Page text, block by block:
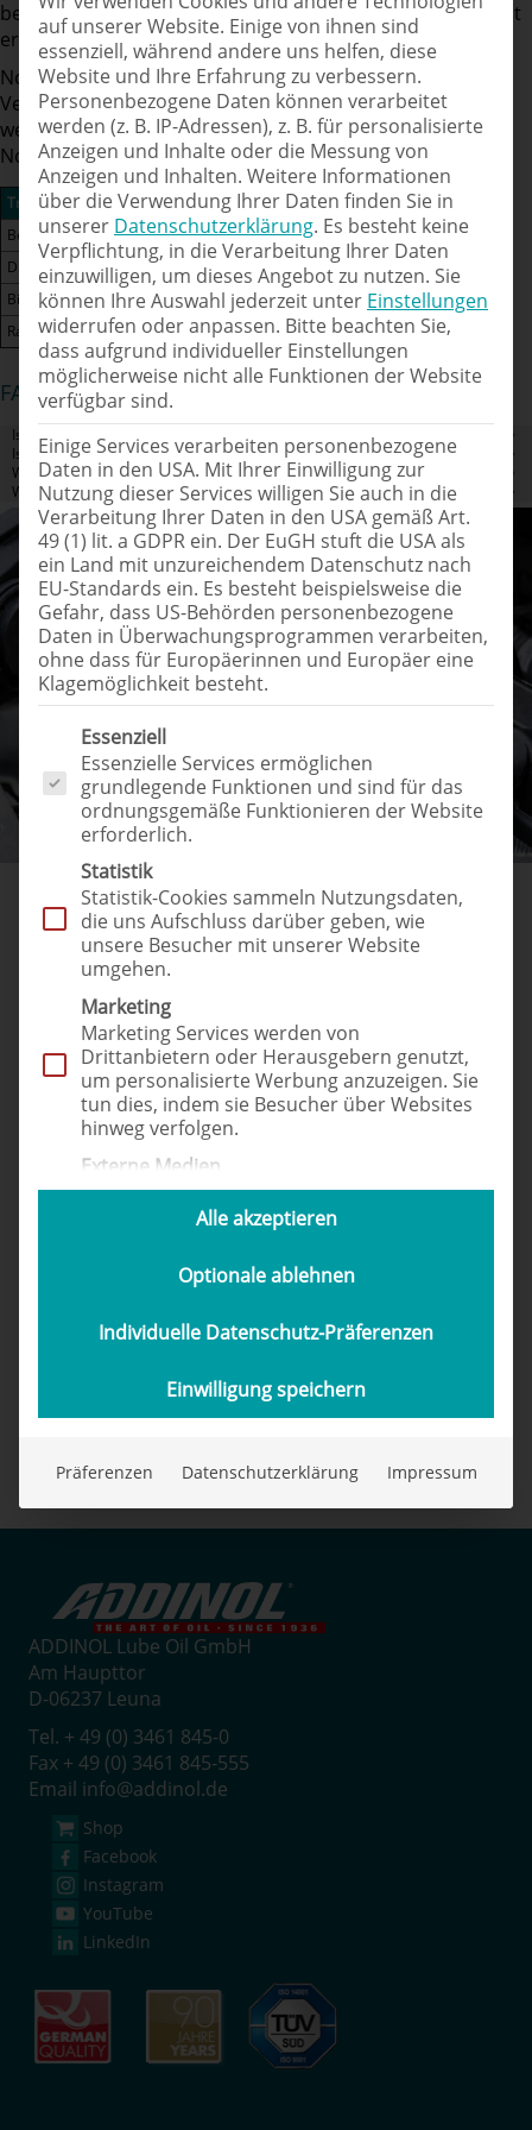
bei ca. 55 °C. Wenn diese Temperatur im Motorraum nicht
erreicht wird, sammeln sich Teile des Diesels im Öl an.
Noch kritischer wird das Problem der Ölverdünnung bei
Verwendung von Biokraftstoffen. Diese haben einen
weitaus höheren Flammpunkt und verdampfen im
Normalbetrieb des Motors gar nicht.
Treibstoff Flammpunkt
Zündtemperatur
Benzin
ca. -20 °C
ca. 200 °C
Diesel
ca. 55 °C
220 °C
Biodiesel
180 °C
ca. 250 °C
Rapsöl
317 °C ca. 300 °C
FAQ zu Ölverdünnung
Ist mein Fahrzeug von dem Problem Ölverdünnung betroffen?
Ist Ölverdünnung gefährlich?
Was tun bei Ölverdünnung?
Wie kann man feststellen, ob Diesel im Öl ist?
Checken Sie regelmäßig Ihren Ölstand, um Problemen vorzubeugen
Ihr Ansprechpartner
Mayka Nehrkorn
ADDINOL Lube Oil GmbH
Am Haupttor
D-06237 Leuna
Tel. + 49 (0) 3461 845-0
Fax + 49 (0) 3461 845-555
Email info@addinol.de
Shop
Facebook
Instagram
YouTube
LinkedIn
auf unserer Website. Einige von ihnen sind
essenziell, während andere uns helfen, diese
Website und Ihre Erfahrung zu verbessern.
Personenbezogene Daten können verarbeitet
werden (z. B. IP-Adressen), z. B. für personalisierte
Anzeigen und Inhalte oder die Messung von
Anzeigen und Inhalten. Weitere Informationen
über die Verwendung Ihrer Daten finden Sie in
unserer Datenschutzerklärung. Es besteht keine
Verpflichtung, in die Verarbeitung Ihrer Daten
einzuwilligen, um dieses Angebot zu nutzen. Sie
können Ihre Auswahl jederzeit unter Einstellungen
widerrufen oder anpassen. Bitte beachten Sie,
dass aufgrund individueller Einstellungen
möglicherweise nicht alle Funktionen der Website
verfügbar sind.
Einige Services verarbeiten personenbezogene
Daten in den USA. Mit Ihrer Einwilligung zur
Nutzung dieser Services willigen Sie auch in die
Verarbeitung Ihrer Daten in den USA gemäß Art.
49 (1) lit. a GDPR ein. Der EuGH stuft die USA als
ein Land mit unzureichendem Datenschutz nach
EU-Standards ein. Es besteht beispielsweise die
Gefahr, dass US-Behörden personenbezogene
Daten in Überwachungsprogrammen verarbeiten,
ohne dass für Europäerinnen und Europäer eine
Klagemöglichkeit besteht.
Es folgt eine Liste der Service-Gruppen, für die eine Einwilligung erteilt
Essenziell
Essenzielle Services ermöglichen
grundlegende Funktionen und sind für das
ordnungsgemäße Funktionieren der Website
erforderlich.
Statistik
Statistik-Cookies sammeln Nutzungsdaten,
die uns Aufschluss darüber geben, wie
unsere Besucher mit unserer Website
umgehen.
Marketing
Marketing Services werden von
Drittanbietern oder Herausgebern genutzt,
um personalisierte Werbung anzuzeigen. Sie
tun dies, indem sie Besucher über Websites
hinweg verfolgen.
Externe Medien
Inhalte von Videoplattformen und Social-
Media-Plattformen werden standardmäßig
werden, ist für den Zugriff auf diese Inhalte
keine manuelle Einwilligung mehr
Alle akzeptieren
Optionale ablehnen
Individuelle Datenschutz-Präferenzen
Einwilligung speichern
Präferenzen Datenschutzerklärung Impressum